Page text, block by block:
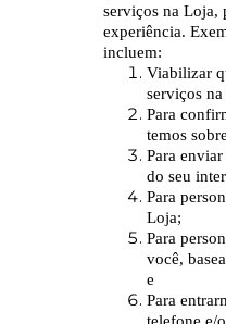
serviços na Loja,
experiência.
incluem:
Viabilizar
serviços
Para
temos
Para
do seu
Para
Loja;
Para
você,
e
Para
telefone e/